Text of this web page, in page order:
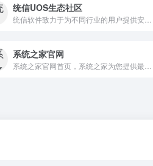
统信UOS生态社区
系统之家官网